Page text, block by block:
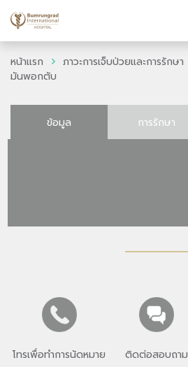
หน้าแรก ภาวะการเจ็บป่วยและการรักษา
มันพอกตับ
ข้อมูล การรักษา
โทรเพื่อทำการนัดหมาย ติดต่อสอบถาม